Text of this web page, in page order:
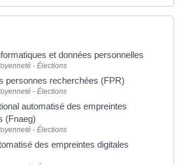
et données personnelles
- Élections
personnes recherchées (FPR)
- Élections
automatisé des empreintes
(Fnaeg)
- Élections
des empreintes digitales